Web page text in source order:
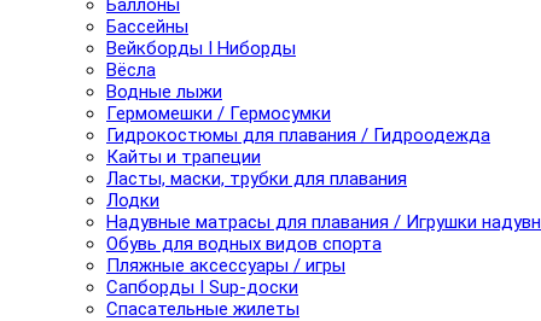
Баллоны
Бассейны
Вейкборды I Ниборды
Вёсла
Водные лыжи
Гермомешки / Гермосумки
Гидрокостюмы для плавания / Гидроодежда
Кайты и трапеции
Ласты, маски, трубки для плавания
Лодки
Надувные матрасы для плавания / Игрушки
Обувь для водных видов спорта
Пляжные аксессуары / игры
Сапборды I Sup-доски
Спасательные жилеты